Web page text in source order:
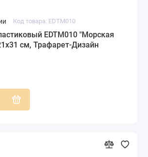
Код товара: EDTM010
EDTM010 "Морская
см, Трафарет-Дизайн